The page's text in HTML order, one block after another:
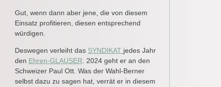
Gut, wenn dann aber jene, die von diesem
Einsatz profitieren, diesen entsprechend
würdigen.
Deswegen verleiht das SYNDIKAT jedes Jahr
den Ehren-GLAUSER . 2024 geht er an den
Schweizer Paul Ott. Was der Wahl-Berner
selbst dazu zu sagen hat, verrät er in diesem